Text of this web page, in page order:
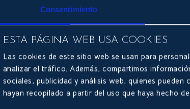
Consentimiento
ESTA PÁGINA WEB USA COOKIES
Las cookies de este sitio web se usan para
analizar el tráfico. Además, compartimos
sociales, publicidad y análisis web, quienes
hayan recopilado a partir del uso que haya hecho
una serie de consecuencias.